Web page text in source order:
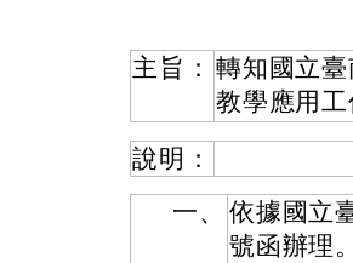
主旨： 轉知國立
教學應用工
說明：
一、
依據國立
號函辦理。